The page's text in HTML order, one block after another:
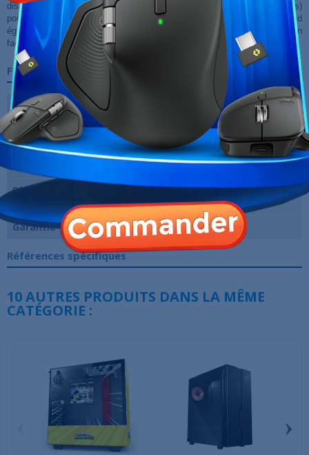
disposez d'un espace pour installer 2 ventilateurs de 120 mm (non inclus)
pour améliorer et personnaliser le refroidissement à votre guise. Il prend
également en charge le liquide de refroidissement jusqu'à 280 mm en
façade.
Fiche technique
Format du boitier
Matériau boitier
Format de carte
ATX, Micro ATX, Mini ITX
Dimensions (L x H x
P)
‎36.5 x 20 x 45.5 centimètres
Garantie 12 Mois
Références spécifiques
10 AUTRES PRODUITS DANS LA MÊME
CATÉGORIE :
›